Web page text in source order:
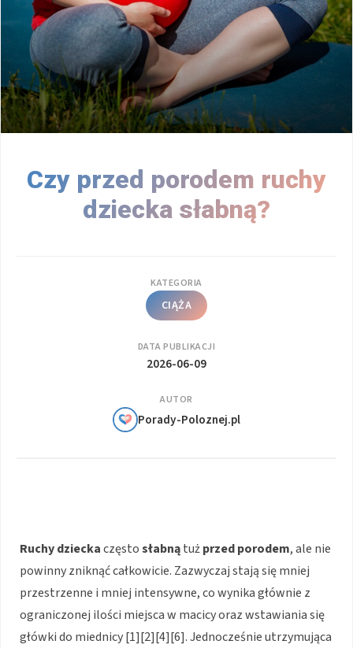
Czy przed porodem ruchy
dziecka słabną?
KATEGORIA
CIĄŻA
DATA PUBLIKACJI
2026-06-09
AUTOR
Porady-Poloznej.pl
Ruchy dzieckaczęstosłabnątużprzed porodem, ale nie
powinny zniknąć całkowicie. Zazwyczaj stają się mniej
przestrzenne i mniej intensywne, co wynika głównie z
ograniczonej ilości miejsca w macicy oraz wstawiania się
główki do miednicy [1][2][4][6]. Jednocześnie utrzymująca